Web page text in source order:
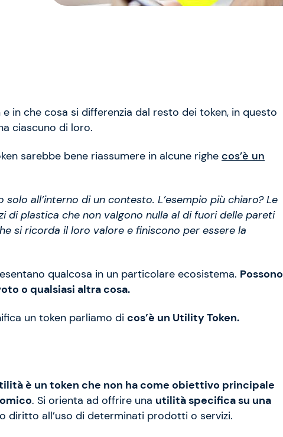
in che cosa si differenzia dal resto dei token, in questo
ciascuno di loro.
sarebbe bene riassumere in alcune righe cos’è un
all’interno di un contesto. L’esempio più chiaro? Le
di plastica che non valgono nulla al di fuori delle pareti
si ricorda il loro valore e finiscono per essere la
qualcosa in un particolare ecosistema. Possono
o qualsiasi altra cosa.
un token parliamo di cos’è un Utility Token.
è un token che non ha come obiettivo principale
. Si orienta ad offrire una utilità specifica su una
diritto all’uso di determinati prodotti o servizi.